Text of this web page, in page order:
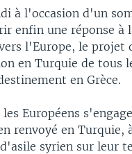
à l'occasion d'un
enfin une réponse à
l'Europe, le projet
en Turquie de tous
en Grèce.
les Européens
renvoyé en Turquie,
syrien sur leur